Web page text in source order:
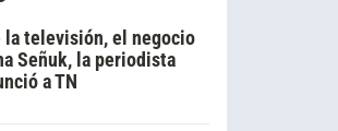
la televisión, el negocio
Señuk, la periodista
a TN